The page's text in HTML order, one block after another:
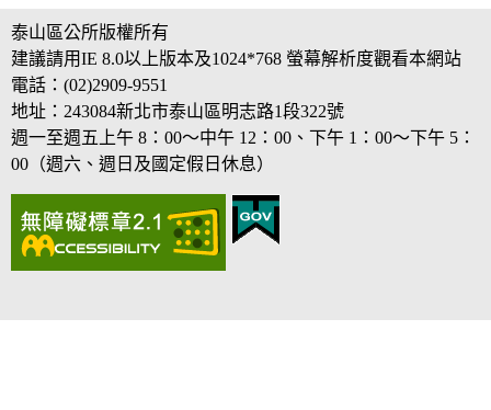
泰山區公所版權所有
建議請用IE 8.0以上版本及1024*768 螢幕解析度觀看本網站
電話：(02)2909-9551
地址：243084新北市泰山區明志路1段322號
週一至週五上午 8：00～中午 12：00、下午 1：00～下午 5：
00（週六、週日及國定假日休息）